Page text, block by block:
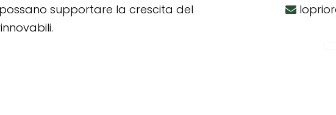
supportare la crescita del